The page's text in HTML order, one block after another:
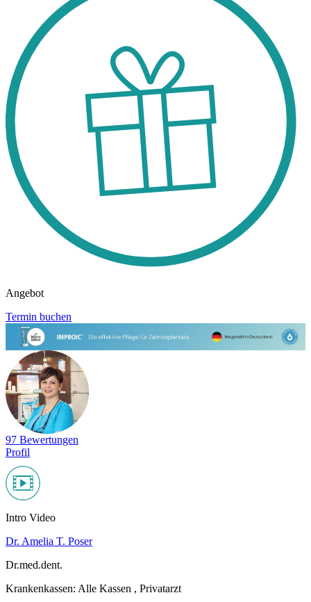
Angebot
Termin buchen
97 Bewertungen
Profil
Intro Video
Dr. Amelia T. Poser
Dr.med.dent.
Krankenkassen: Alle Kassen , Privatarzt